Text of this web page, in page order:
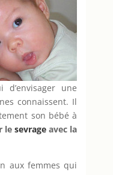
d’envisager une
connaissent. Il
son bébé à
lesevrageavec la
aux femmes qui